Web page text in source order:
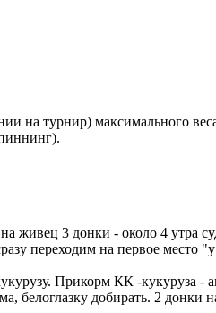
на турнир) максимального
живец 3 донки - около 4 утра
переходим на первое место
Прикорм КК -кукуруза -
белоглазку добирать. 2